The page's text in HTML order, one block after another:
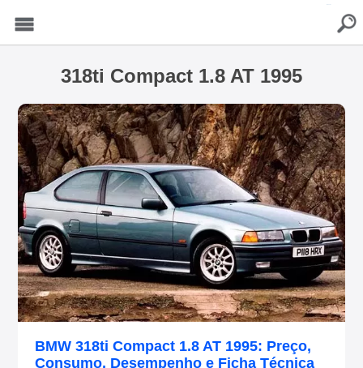
318ti Compact 1.8 AT 1995
BMW 318ti Compact 1.8 AT 1995: Preço,
Consumo, Desempenho e Ficha Técnica